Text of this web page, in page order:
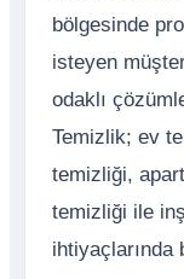
bölgesinde
isteyen
odaklı
Temizlik; ev
temizliği,
temizliği ile
ihtiyaçlarında